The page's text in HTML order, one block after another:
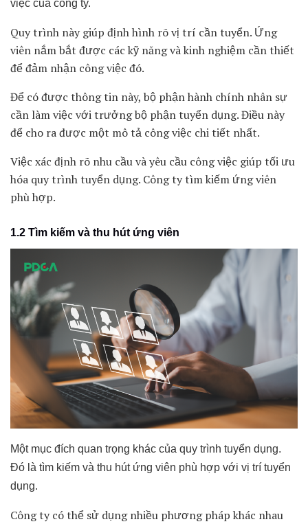
việc của công ty.
Quy trình này giúp định hình rõ vị trí cần tuyển. Ứng
viên nắm bắt được các kỹ năng và kinh nghiệm cần thiết
để đảm nhận công việc đó.
Để có được thông tin này, bộ phận hành chính nhân sự
cần làm việc với trưởng bộ phận tuyển dụng. Điều này
để cho ra được một mô tả công việc chi tiết nhất.
Việc xác định rõ nhu cầu và yêu cầu công việc giúp tối ưu
hóa quy trình tuyển dụng. Công ty tìm kiếm ứng viên
phù hợp.
1.2 Tìm kiếm và thu hút ứng viên
Một mục đích quan trọng khác của quy trình tuyển dụng.
Đó là tìm kiếm và thu hút ứng viên phù hợp với vị trí tuyển
dụng.
Công ty có thể sử dụng nhiều phương pháp khác nhau